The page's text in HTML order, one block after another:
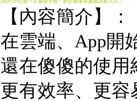
【內容簡介】：
在雲端、App開
還在傻傻的使
更有效率、更